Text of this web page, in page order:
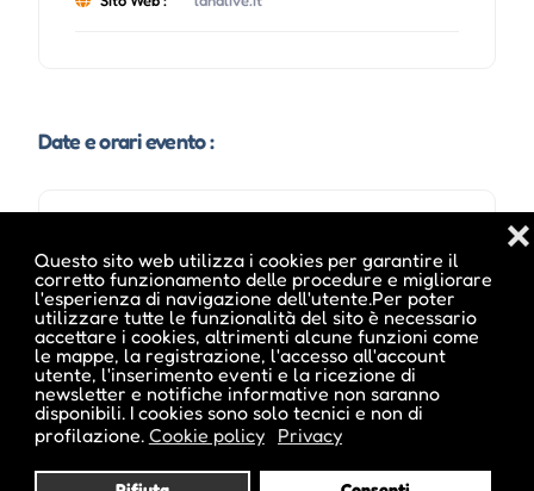
Questo sito web utilizza i cookies per garantire il
corretto funzionamento delle procedure e migliorare
l'esperienza di navigazione dell'utente.Per poter
utilizzare tutte le funzionalità del sito è necessario
accettare i cookies, altrimenti alcune funzioni come
le mappe, la registrazione, l'accesso all'account
utente, l'inserimento eventi e la ricezione di
newsletter e notifiche informative non saranno
disponibili. I cookies sono solo tecnici e non di
profilazione. Cookie policy Privacy
❌
Date e orari evento :
Pubblicato da :